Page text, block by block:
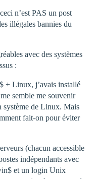
n’est PAS un post
illégales bannies du
avec des systèmes
:
+ Linux, j’avais installé
semble me souvenir
système de Linux. Mais
fait-on pour éviter
(chacun accessible
indépendants avec
et un login Unix